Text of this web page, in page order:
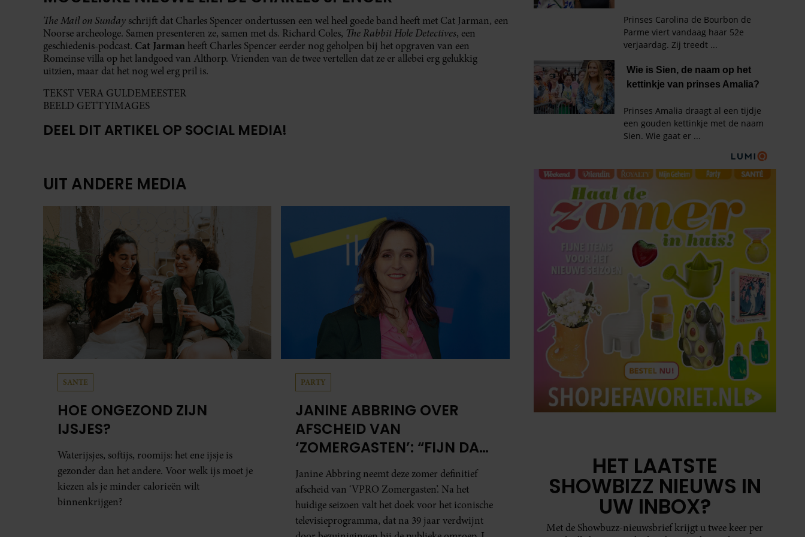
The Mail on Sunday schrijft dat Charles Spencer ondertussen een wel heel goede band heeft met Cat Jarman, een
Noorse archeologe. Samen presenteren ze, samen met ds. Richard Coles, The Rabbit Hole Detectives, een
geschiedenis-podcast. Cat Jarman heeft Charles Spencer eerder nog geholpen bij het opgraven van een
Romeinse villa op het landgoed van Althorp. Vrienden van de twee vertellen dat ze er allebei erg gelukkig
uitzien, maar dat het nog wel erg pril is.
TEKST VERA GULDEMEESTER
BEELD GETTYIMAGES
DEEL DIT ARTIKEL OP SOCIAL MEDIA!
UIT ANDERE MEDIA
SANTE
HOE ONGEZOND ZIJN
IJSJES?
Waterijsjes, softijs, roomijs: het ene ijsje is
gezonder dan het andere. Voor welk ijs moet je
kiezen als je minder calorieën wilt
binnenkrijgen?
PARTY
JANINE ABBRING OVER
AFSCHEID VAN
‘ZOMERGASTEN’: “FIJN DAT
IK HET LICHT MAG
UITDOEN”
Janine Abbring neemt deze zomer definitief
afscheid van ‘VPRO Zomergasten’. Na het
huidige seizoen valt het doek voor het iconische
televisieprogramma, dat na 39 jaar verdwijnt
HET LAATSTE
SHOWBIZZ NIEUWS IN
UW INBOX?
Met de Showbuzz-nieuwsbrief krijgt u twee keer per